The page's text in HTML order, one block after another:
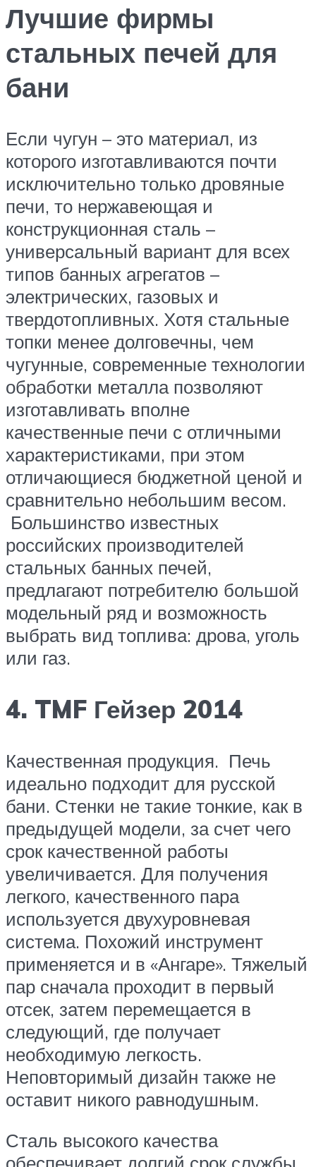
Лучшие фирмы
стальных печей для
бани
Если чугун – это материал, из
которого изготавливаются почти
исключительно только дровяные
печи, то нержавеющая и
конструкционная сталь –
универсальный вариант для всех
типов банных агрегатов –
электрических, газовых и
твердотопливных. Хотя стальные
топки менее долговечны, чем
чугунные, современные технологии
обработки металла позволяют
изготавливать вполне
качественные печи с отличными
характеристиками, при этом
отличающиеся бюджетной ценой и
сравнительно небольшим весом.
Большинство известных
российских производителей
стальных банных печей,
предлагают потребителю большой
модельный ряд и возможность
выбрать вид топлива: дрова, уголь
или газ.
4. TMF Гейзер 2014
Качественная продукция. Печь
идеально подходит для русской
бани. Стенки не такие тонкие, как в
предыдущей модели, за счет чего
срок качественной работы
увеличивается. Для получения
легкого, качественного пара
используется двухуровневая
система. Похожий инструмент
применяется и в «Ангаре». Тяжелый
пар сначала проходит в первый
отсек, затем перемещается в
следующий, где получает
необходимую легкость.
Неповторимый дизайн также не
оставит никого равнодушным.
Сталь высокого качества